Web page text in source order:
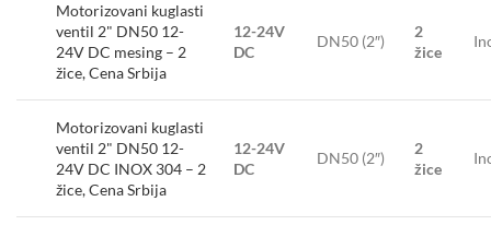
Motorizovani kuglasti
ventil 2" DN50 12-
24V DC mesing – 2
žice, Cena Srbija
12-24V
DC
DN50 (2″)
2
žice
Motorizovani kuglasti
ventil 2" DN50 12-
24V DC INOX 304 – 2
žice, Cena Srbija
12-24V
DC
DN50 (2″)
2
žice